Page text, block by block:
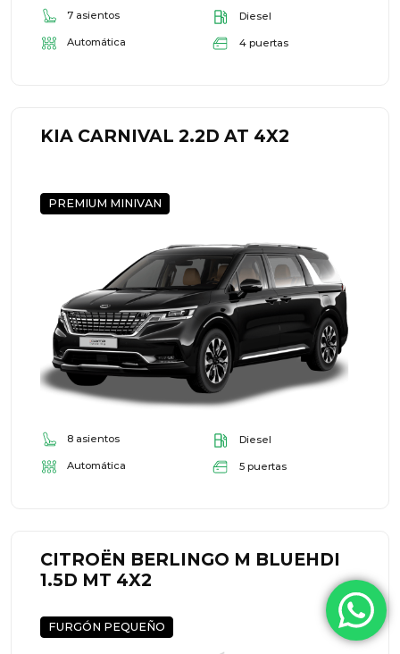
7 asientos Diesel
Automática 4 puertas
KIA CARNIVAL 2.2D AT 4X2
PREMIUM MINIVAN
8 asientos Diesel
Automática 5 puertas
CITROËN BERLINGO M BLUEHDI
1.5D MT 4X2
FURGÓN PEQUEÑO